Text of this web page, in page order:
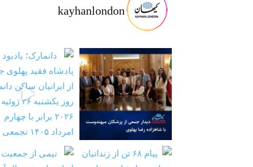
kayhanlondon
‏‏‏ ‏‏ ‏ دانمارک؛ یادبود دو پادشاه فقید پهلوی ج
‏‏‏ ‏‏ ‏ نیمی از جمعیت ایران طی دو سال آینده به ز